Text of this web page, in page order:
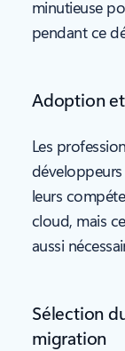
minutieuse
pendant ce
Adoption
Les
leurs
cloud, mais
aussi
Sélection
migration